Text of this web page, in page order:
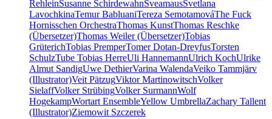
RehleinSusanne SchirdewahnSveamausSvetlana
LavochkinaTemur BabluaniTereza SemotamováThe Fuck
Hornisschen OrchestraThomas KunstThomas Reschke
(Übersetzer)Thomas Weiler (Übersetzer)Tobias
GrüterichTobias PremperTomer Dotan-DreyfusTorsten
SchulzTube Tobias HerreUli HannemannUlrich KochUlrike
Almut SandigUwe DethierVarina WalendaVeiko Tammjärv
(Illustrator)Veit PätzugViktor MartinowitschVolker
SielaffVolker StrübingVolker SurmannWolf
HogekampWortart EnsembleYellow UmbrellaZachary Tallent
(Illustrator)Ziemowit Szczerek